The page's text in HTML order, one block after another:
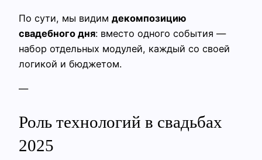
По сути, мы видим декомпозицию
свадебного дня: вместо одного события —
набор отдельных модулей, каждый со своей
логикой и бюджетом.
—
Роль технологий в свадьбах
2025